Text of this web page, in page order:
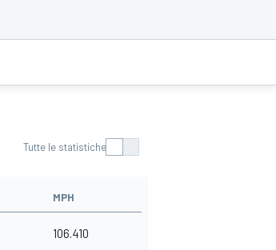
Tutte le statistiche
MPH
106.410